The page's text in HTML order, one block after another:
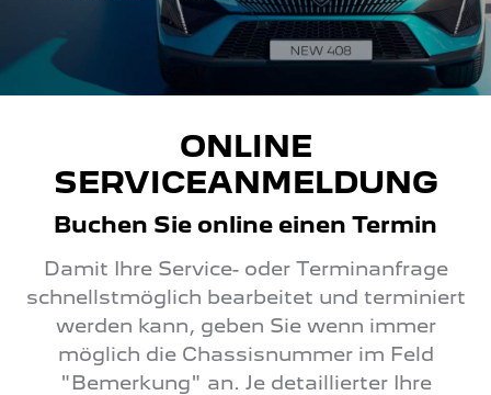
ONLINE
SERVICEANMELDUNG
Buchen Sie online einen Termin
Damit Ihre Service- oder Terminanfrage
schnellstmöglich bearbeitet und terminiert
werden kann, geben Sie wenn immer
möglich die Chassisnummer im Feld
"Bemerkung" an. Je detaillierter Ihre